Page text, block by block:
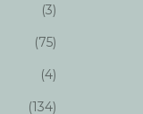
(3)
(75)
(4)
(134)